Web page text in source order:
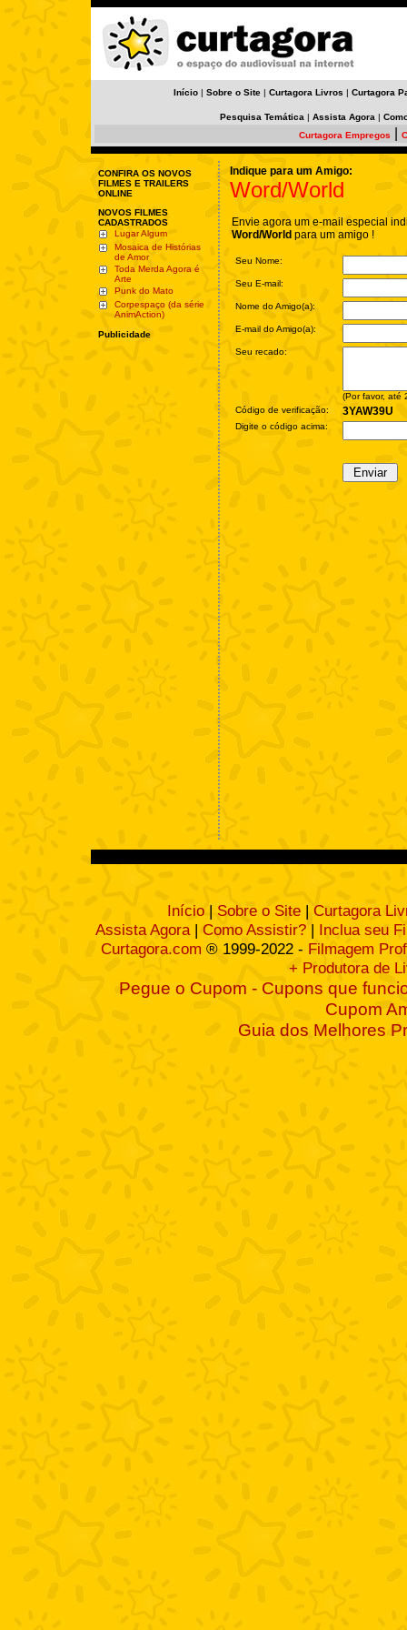
Início | Sobre o Site | Curtagora Livros | Curtagora
Pesquisa Temática | Assista Agora |
Curtagora Empregos
CONFIRA OS NOVOS
FILMES E TRAILERS
ONLINE
NOVOS FILMES
CADASTRADOS
Lugar Algum
Mosaica de Histórias
de Amor
Toda Merda Agora é
Arte
Punk do Mato
Corpespaço (da série
AnimAction)
Publicidade
Indique para um Amigo:
Word/World
Envie agora um e-mail especial
Word/World para um amigo !
Seu Nome:
Seu E-mail:
Nome do Amigo(a):
E-mail do Amigo(a):
Seu recado:
(Por favor, até
Código de verificação:
3YAW39U
Digite o código acima:
Início | Sobre o Site | Curtagora
Assista Agora| Como Assistir? | Inclua seu
Curtagora.com ® 1999-2022 - Filmagem
+ Produtora de
Pegue o Cupom - Cupons que
Cupom
Guia dos Melhores